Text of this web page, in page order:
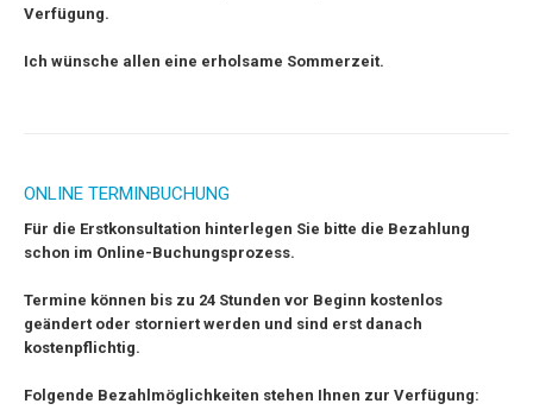
Verfügung.
Ich wünsche allen eine erholsame Sommerzeit.
ONLINE TERMINBUCHUNG
Für die Erstkonsultation hinterlegen Sie bitte die Bezahlung
schon im Online-Buchungsprozess.
Termine können bis zu 24 Stunden vor Beginn kostenlos
geändert oder storniert werden und sind erst danach
kostenpflichtig.
Folgende Bezahlmöglichkeiten stehen Ihnen zur Verfügung: